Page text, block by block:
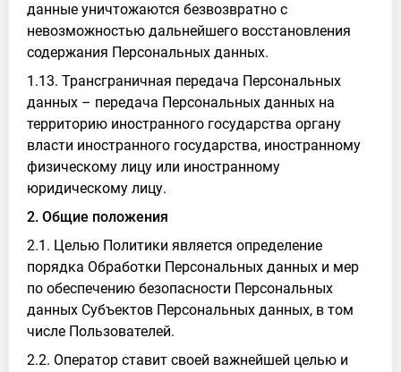
данные уничтожаются безвозвратно с
невозможностью дальнейшего восстановления
содержания Персональных данных.
1.13. Трансграничная передача Персональных
данных – передача Персональных данных на
территорию иностранного государства органу
власти иностранного государства, иностранному
физическому лицу или иностранному
юридическому лицу.
2. Общие положения
2.1. Целью Политики является определение
порядка Обработки Персональных данных и мер
по обеспечению безопасности Персональных
данных Субъектов Персональных данных, в том
числе Пользователей.
2.2. Оператор ставит своей важнейшей целью и